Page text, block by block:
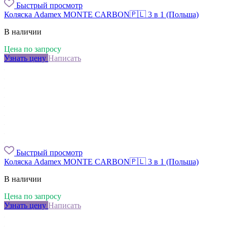
Быстрый просмотр
Коляска Adamex MONTE CARBON🇵🇱 3 в 1 (Польша)
В наличии
Цена по запросу
Узнать цену Написать
Быстрый просмотр
Коляска Adamex MONTE CARBON🇵🇱 3 в 1 (Польша)
В наличии
Цена по запросу
Узнать цену Написать